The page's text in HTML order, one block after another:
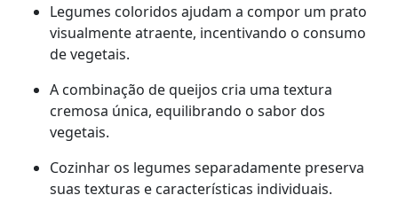
Legumes coloridos ajudam a compor um prato
visualmente atraente, incentivando o consumo
de vegetais.
A combinação de queijos cria uma textura
cremosa única, equilibrando o sabor dos
vegetais.
Cozinhar os legumes separadamente preserva
suas texturas e características individuais.